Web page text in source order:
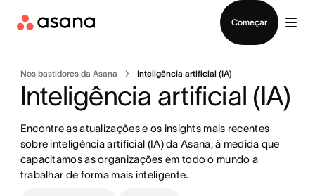
Começar
Nos bastidores da Asana Inteligência artificial (IA)
Inteligência artificial (IA)
Encontre as atualizações e os insights mais recentes
sobre inteligência artificial (IA) da Asana, à medida que
capacitamos as organizações em todo o mundo a
trabalhar de forma mais inteligente.